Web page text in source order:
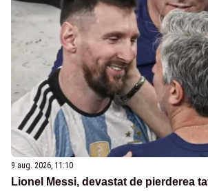
9 aug. 2026, 11:10
Lionel Messi, devastat de pierderea